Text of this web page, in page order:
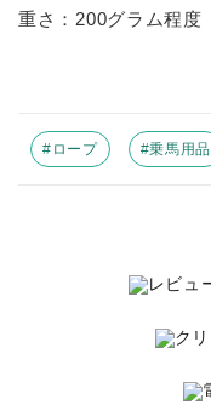
特定商取引法について
ACCOUNT MENU
ようこそ ゲスト 様
重さ：200グラム程度
#ロープ #乗馬用品